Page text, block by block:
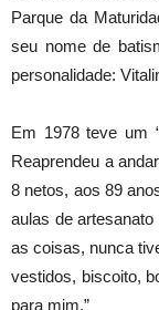
Parque da
seu nome de
personalidade:
Em 1978 teve um
Reaprendeu a
8 netos, aos 89
aulas de
as coisas, nunca
vestidos, biscoito,
para mim.”